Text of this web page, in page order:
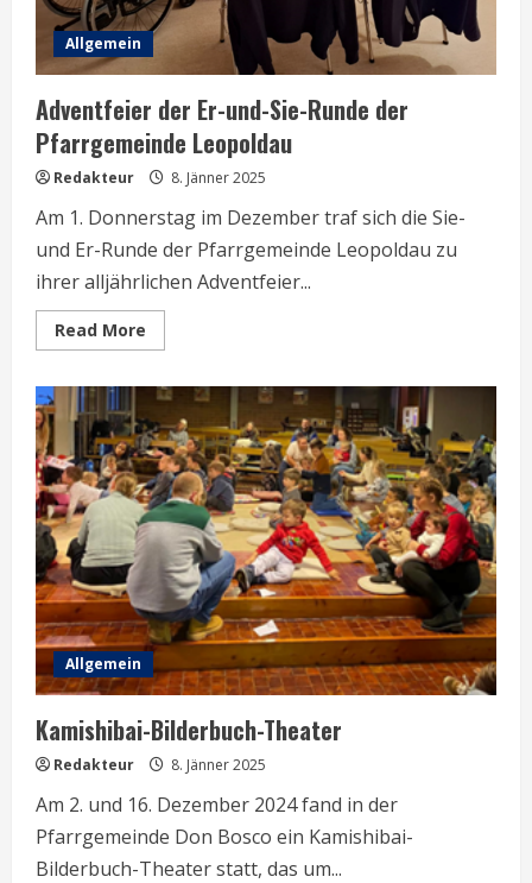
Allgemein
Adventfeier der Er-und-Sie-Runde der
Pfarrgemeinde Leopoldau
Redakteur 8. Jänner 2025
Am 1. Donnerstag im Dezember traf sich die Sie-
und Er-Runde der Pfarrgemeinde Leopoldau zu
ihrer alljährlichen Adventfeier...
Read More
more
der
und-
Sie-
Runde
der
Pfarrgemeinde
Leopoldau
Allgemein
Kamishibai-Bilderbuch-Theater
Redakteur 8. Jänner 2025
Am 2. und 16. Dezember 2024 fand in der
Pfarrgemeinde Don Bosco ein Kamishibai-
Bilderbuch-Theater statt, das um...